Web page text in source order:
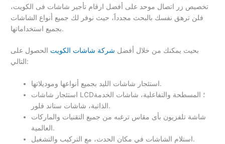
تخصيص زر اتصال موحد على أفضل ارقام تأجير شاشات فى الكويت،
فلن ترهق نفسك بالبحث مجدداََ، حيث نوفر لك جميع أنواع الشاشات
بجميع استخداماتها.
بحيث يمكنك من خلال أفضل شركة شاشات الكويت الحصول على
التالي:
استئجار شاشات الليد بجميع أنواعها وموديلاتها.
استئجار شاشات LCD؛ المسطحة والتفاعلية، شاشات الخدمة
الذاتية، شاشات ستاند فلور.
شاشة تلفزيون بأى مقاس ترغبه من جميع التقنيات والماركات
العالمية.
استلام الشاشات في مكان الحدث، مع التركيب والتشغيل.